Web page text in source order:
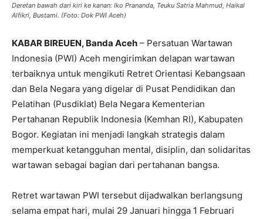
Deretan bawah dari kiri ke kanan: Iko Prananda, Teuku Satria Mahmud, Haikal
Alfikri, Bustami. (Foto: Dok PWI Aceh)
KABAR BIREUEN, Banda Aceh – Persatuan Wartawan
Indonesia (PWI) Aceh mengirimkan delapan wartawan
terbaiknya untuk mengikuti Retret Orientasi Kebangsaan
dan Bela Negara yang digelar di Pusat Pendidikan dan
Pelatihan (Pusdiklat) Bela Negara Kementerian
Pertahanan Republik Indonesia (Kemhan RI), Kabupaten
Bogor. Kegiatan ini menjadi langkah strategis dalam
memperkuat ketangguhan mental, disiplin, dan solidaritas
wartawan sebagai bagian dari pertahanan bangsa.
Retret wartawan PWI tersebut dijadwalkan berlangsung
selama empat hari, mulai 29 Januari hingga 1 Februari